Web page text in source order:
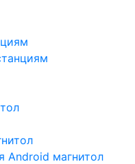
Android магнитол